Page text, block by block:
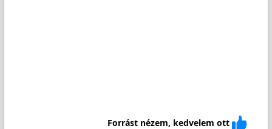
Forrást nézem, kedvelem ott